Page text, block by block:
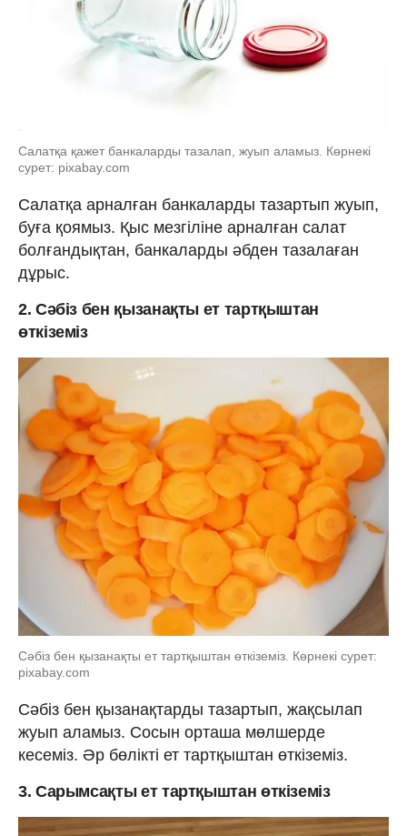
Салатқа қажет банкаларды тазалап, жуып аламыз. Көрнекі
сурет: pixabay.com
Салатқа арналған банкаларды тазартып жуып,
буға қоямыз. Қыс мезгіліне арналған салат
болғандықтан, банкаларды әбден тазалаған
дұрыс.
2. Сәбіз бен қызанақты ет тартқыштан
өткіземіз
Сәбіз бен қызанақты ет тартқыштан өткіземіз. Көрнекі сурет:
pixabay.com
Сәбіз бен қызанақтарды тазартып, жақсылап
жуып аламыз. Сосын орташа мөлшерде
кесеміз. Әр бөлікті ет тартқыштан өткіземіз.
3. Сарымсақты ет тартқыштан өткіземіз